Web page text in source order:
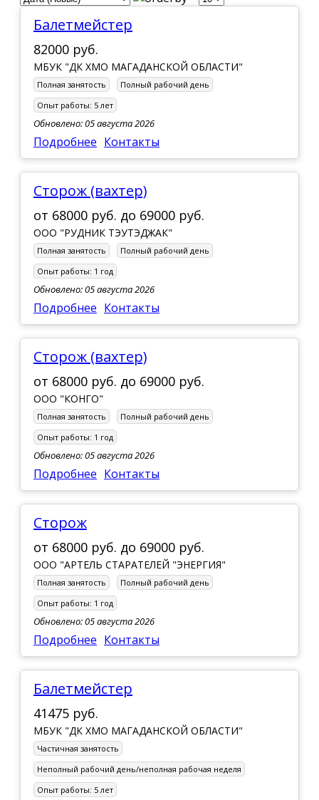
балетмейстер
82000 руб.
МБУК "ДК ХМО МАГАДАНСКОЙ ОБЛАСТИ"
Полная занятость
Полный рабочий день
Опыт работы: 5 лет
Обновлено: 05 августа 2026
Подробнее Контакты
сторож (вахтер)
от 68000 руб. до 69000 руб.
ООО "РУДНИК ТЭУТЭДЖАК"
Полная занятость
Полный рабочий день
Опыт работы: 1 год
Обновлено: 05 августа 2026
Подробнее Контакты
сторож (вахтер)
от 68000 руб. до 69000 руб.
ООО "КОНГО"
Полная занятость
Полный рабочий день
Опыт работы: 1 год
Обновлено: 05 августа 2026
Подробнее Контакты
сторож
от 68000 руб. до 69000 руб.
ООО "АРТЕЛЬ СТАРАТЕЛЕЙ "ЭНЕРГИЯ"
Полная занятость
Полный рабочий день
Опыт работы: 1 год
Обновлено: 05 августа 2026
Подробнее Контакты
Балетмейстер
41475 руб.
МБУК "ДК ХМО МАГАДАНСКОЙ ОБЛАСТИ"
Частичная занятость
Неполный рабочий день/неполная рабочая неделя
Опыт работы: 5 лет